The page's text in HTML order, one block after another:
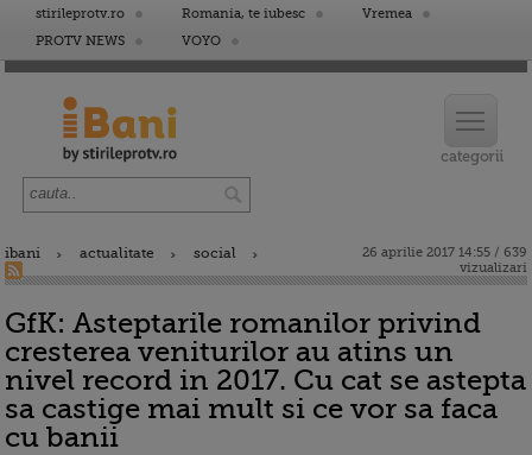
stirileprotv.ro Romania, te iubesc
Vremea
PROTV NEWS
VOYO
ibani actualitate social
26 aprilie 2017 14:55 / 639
vizualizari
GfK: Asteptarile romanilor privind
cresterea veniturilor au atins un
nivel record in 2017. Cu cat se astepta
sa castige mai mult si ce vor sa faca
cu banii